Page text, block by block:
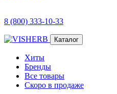
8 (800) 333-10-33
Каталог
Хиты
Бренды
Все товары
Скоро в продаже